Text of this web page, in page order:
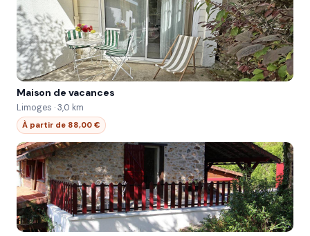
Maison de vacances
Limoges · 3,0 km
À partir de 88,00 €